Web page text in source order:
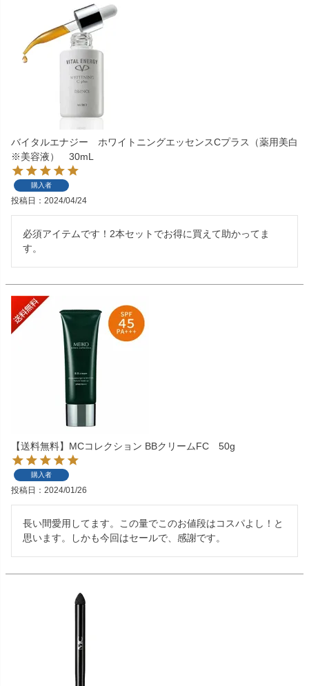
バイタルエナジー ホワイトニングエッセンスCプラス（薬用美白
※美容液） 30mL
購入者
投稿日 2024/04/24
必須アイテムです！2本セットでお得に買えて助かってま
す。
【送料無料】MCコレクション BBクリームFC 50g
購入者
投稿日 2024/01/26
長い間愛用してます。この量でこのお値段はコスパよし！と
思います。しかも今回はセールで、感謝です。